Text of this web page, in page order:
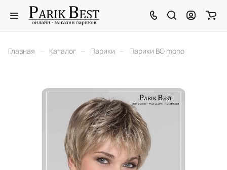
Главная – Каталог – Парики – Парики BO mono